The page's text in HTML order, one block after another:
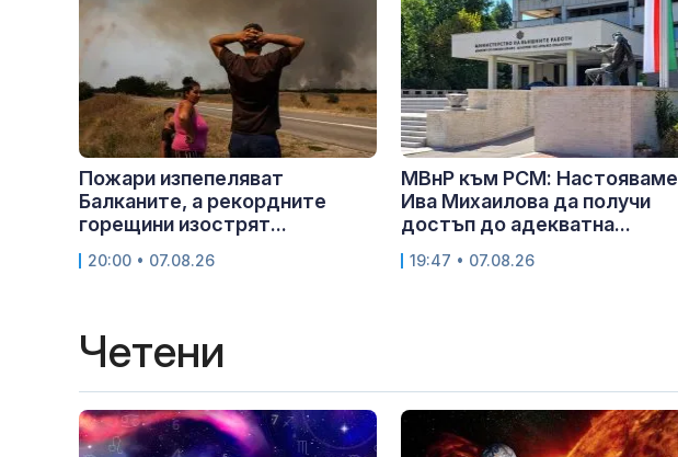
Пожари изпепеляват
Балканите, а рекордните
горещини изострят...
20:00 • 07.08.26
МВнР към РСМ: Настояваме
Ива Михаилова да получи
достъп до адекватна...
19:47 • 07.08.26
Четени